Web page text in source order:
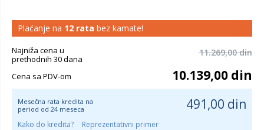
Plaćanje na 12 rata bez kamate!
Najniža cena u
prethodnih 30 dana
11.269,00 din
Cena sa PDV-om 10.139,00 din
Mesečna rata kredita na
period od 24 meseca
491,00 din
Kako do kredita? Reprezentativni primer